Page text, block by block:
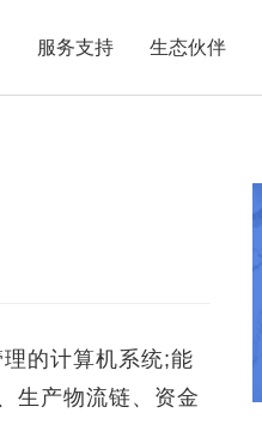
服务支持 生态伙伴
的计算机系统;能
生产物流链、资金